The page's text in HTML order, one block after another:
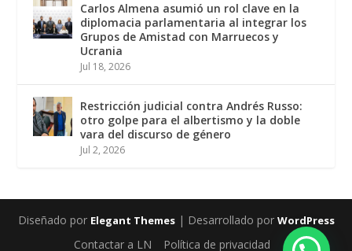
Carlos Almena asumió un rol clave en la
diplomacia parlamentaria al integrar los
Grupos de Amistad con Marruecos y
Ucrania
Jul 18, 2026
Restricción judicial contra Andrés Russo:
otro golpe para el albertismo y la doble
vara del discurso de género
Jul 2, 2026
Diseñado por Elegant Themes| Desarrollado por WordPress
Contactar a LN Política de privacidad